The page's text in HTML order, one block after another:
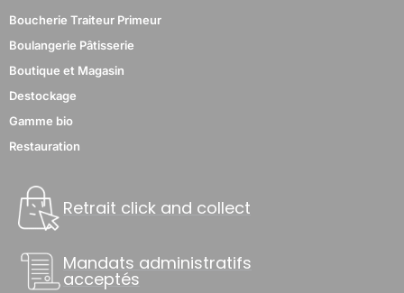
Boucherie Traiteur Primeur
Boulangerie Pâtisserie
Boutique et Magasin
Destockage
Gamme bio
Restauration
Retrait click and collect
Mandats administratifs
acceptés